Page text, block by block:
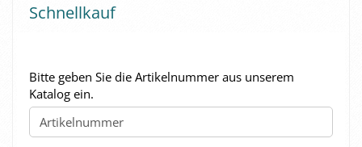
Schnellkauf
BITTE
GEBEN
SIE
DIE
Bitte geben Sie die Artikelnummer aus unserem
Katalog ein.